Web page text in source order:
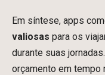
Em síntese, apps
valiosas para os
durante suas
orçamento em tempo